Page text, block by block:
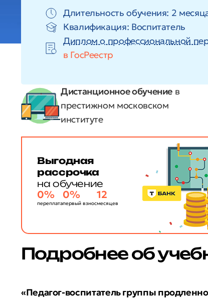
Длительность обучения: 2
Квалификация: Воспитатель
Диплом о профессиональной
в ГосРеестр
Дистанционное обучение в
престижном московском
институте
Выгодная
рассрочка
на обучение
0%
переплата
0%
первый взнос
12
месяцев
Подробнее об
«Педагог-воспитатель группы